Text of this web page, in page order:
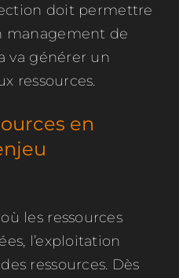
doit permettre
management de
va générer un
ressources.
en
les ressources
l’exploitation
ressources. Dès